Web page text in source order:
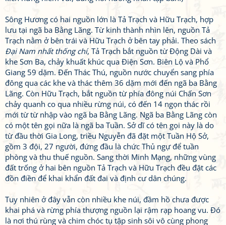
Sông Hương có hai nguồn lớn là Tả Trạch và Hữu Trạch, hợp
lưu tại ngã ba Bằng Lãng. Từ kinh thành nhìn lên, nguồn Tả
Trạch nằm ở bên trái và Hữu Trạch ở bên tay phải. Theo sách
Đại Nam nhất thống chí, Tả Trạch bắt nguồn từ Động Dài và
khe Sơn Ba, chảy khuất khúc qua Điện Sơn. Biên Lộ và Phổ
Giang 59 dặm. Đến Thác Thú, nguồn nước chuyển sang phía
đông qua các khe và thác thêm 36 dặm mới đến ngã ba Bằng
Lãng. Còn Hữu Trạch, bắt nguồn từ phía đông núi Chấn Sơn
chảy quanh co qua nhiều rừng núi, có đến 14 ngọn thác rồi
mới từ từ nhập vào ngã ba Bằng Lãng. Ngã ba Bằng Lãng còn
có một tên gọi nữa là ngã ba Tuần. Sở dĩ có tên gọi này là do
từ đầu thời Gia Long, triều Nguyễn đã đặt một Tuần Hộ Sở,
gồm 3 đội, 27 người, đứng đầu là chức Thủ ngự để tuần
phòng và thu thuế nguồn. Sang thời Minh Mạng, những vùng
đất trống ở hai bên nguồn Tả Trạch và Hữu Trạch đều đặt các
đồn điền để khai khẩn đất đai và định cư dân chúng.
Tuy nhiên ở đây vẫn còn nhiều khe núi, đầm hồ chưa được
khai phá và rừng phía thượng nguồn lại rậm rạp hoang vu. Đó
là nơi thú rùng và chim chóc tụ tập sinh sôi vô cùng phong